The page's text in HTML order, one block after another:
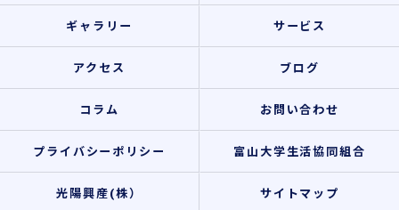
ギャラリー サービス
アクセス ブログ
コラム お問い合わせ
プライバシーポリシー 富山大学生活協同組合
光陽興産(株） サイトマップ